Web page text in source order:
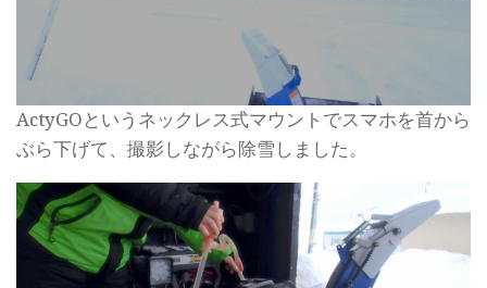
ActyGOというネックレス式マウントでスマホを首から
ぶら下げて、撮影しながら除雪しました。